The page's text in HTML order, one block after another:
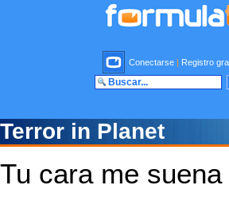
Conectarse | Registro
Terror in Planet
Tu cara me suena